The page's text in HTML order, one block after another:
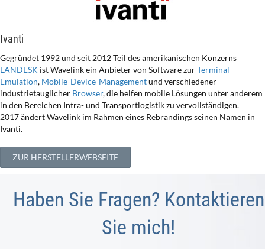
Ivanti
Gegründet 1992 und seit 2012 Teil des amerikanischen Konzerns
LANDESK ist Wavelink ein Anbieter von Software zurTerminal
Emulation, Mobile-Device-Managementund verschiedener
industrietauglicher Browser, die helfen mobile Lösungen unter anderem
in den Bereichen Intra- und Transportlogistik zu vervollständigen.
2017 ändert Wavelink im Rahmen eines Rebrandings seinen Namen in
Ivanti.
ZUR HERSTELLERWEBSEITE
Haben Sie Fragen? Kontaktieren
Sie mich!